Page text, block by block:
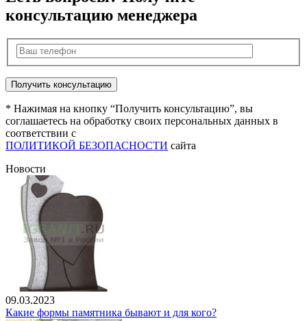
консультацию менеджера
* Нажимая на кнопку “Получить консультацию”, вы
соглашаетесь на обработку своих персональных данных в
соответствии с
ПОЛИТИКОЙ БЕЗОПАСНОСТИ сайта
Новости
09.03.2023
Какие формы памятника бывают и для кого?